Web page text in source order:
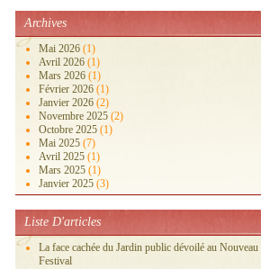
Archives
Mai 2026 (1)
Avril 2026 (1)
Mars 2026 (1)
Février 2026 (1)
Janvier 2026 (2)
Novembre 2025 (2)
Octobre 2025 (1)
Mai 2025 (7)
Avril 2025 (1)
Mars 2025 (1)
Janvier 2025 (3)
Liste D'articles
La face cachée du Jardin public dévoilé au Nouveau
Festival